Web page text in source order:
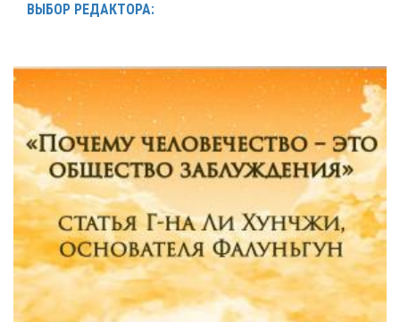
ВЫБОР РЕДАКТОРА: